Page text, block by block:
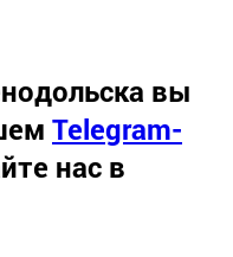
вы
Telegram-
нас в